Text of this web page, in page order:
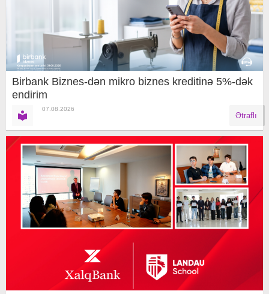
Birbank Biznes-dən mikro biznes kreditinə 5%-dək
endirim
07.08.2026
Ətraflı